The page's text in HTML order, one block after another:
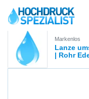
Markenlos
Lanze
| Rohr